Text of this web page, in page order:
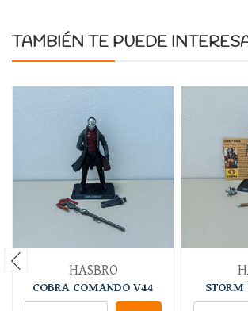
TAMBIÉN TE PUEDE
HASBRO
COBRA COMANDO V44 STORM